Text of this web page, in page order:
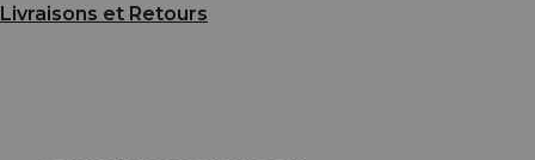
Livraisons et Retours